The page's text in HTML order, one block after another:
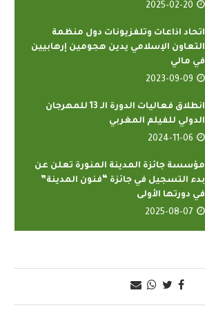
2025-02-20
اتحاد اذاعات وتلفزيونات دول منظمة
التعاون الإسلامي يدين هجومين إرهابيين
في مالي
2023-09-09
انطلاق فعاليات الدورة الـ 13 للمهرجان
الدولي للفيلم المغربي
2024-11-06
مؤسسة جائزة المدينة المنورة تعلن عن
بدء التسجيل في جائزة “فنون المدينة”
في دورتها الأولى
2025-08-07